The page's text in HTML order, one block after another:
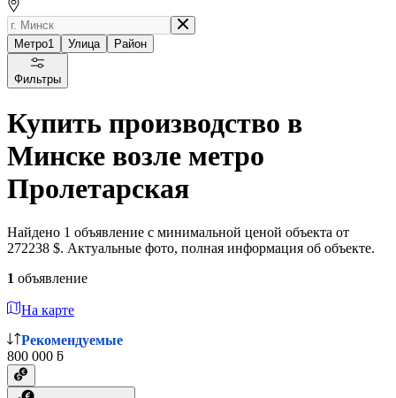
Метро1 Улица Район
Фильтры
Купить производство в
Минске возле метро
Пролетарская
Найдено 1 объявление с минимальной ценой объекта от
272238 $. Актуальные фото, полная информация об объекте.
1 объявление
На карте
Рекомендуемые
800 000 ƃ